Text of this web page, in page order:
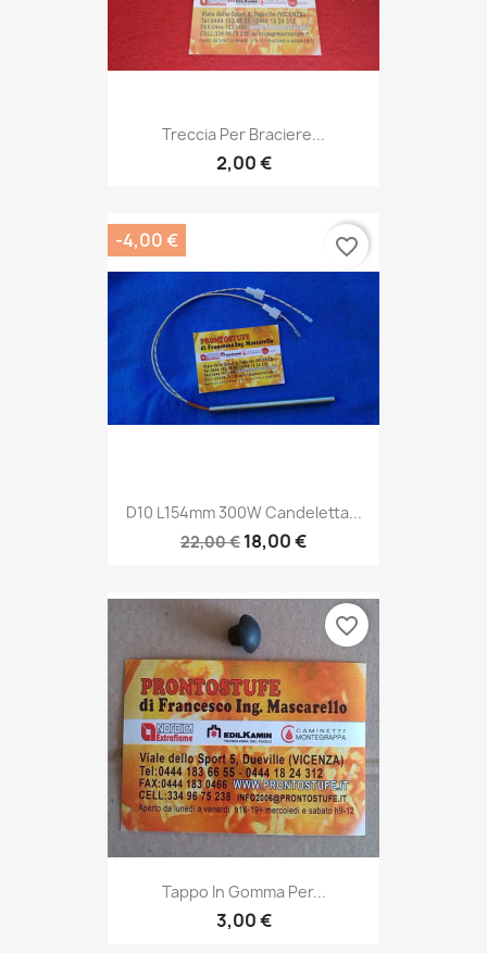
Treccia Per Braciere...
2,00 €
D10 L154mm 300W Candeletta...
22,00 € 18,00 €
-4,00 € favorite_border
Tappo In Gomma Per...
3,00 €
favorite_border